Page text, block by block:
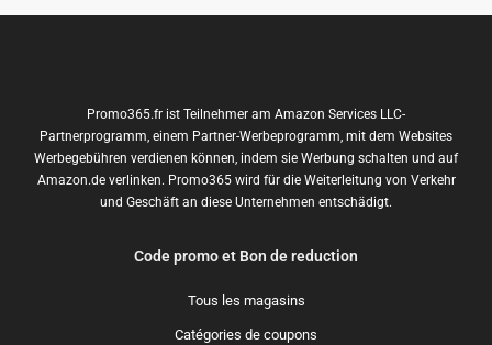
Promo365.fr ist Teilnehmer am Amazon Services LLC-
Partnerprogramm, einem Partner-Werbeprogramm, mit dem Websites
Werbegebühren verdienen können, indem sie Werbung schalten und auf
Amazon.de verlinken. Promo365 wird für die Weiterleitung von Verkehr
und Geschäft an diese Unternehmen entschädigt.
Code promo et Bon de reduction
Tous les magasins
Catégories de coupons